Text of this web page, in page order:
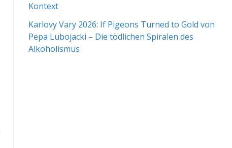
Kontext
Karlovy Vary 2026: If Pigeons Turned to Gold von
Pepa Lubojacki – Die tödlichen Spiralen des
Alkoholismus